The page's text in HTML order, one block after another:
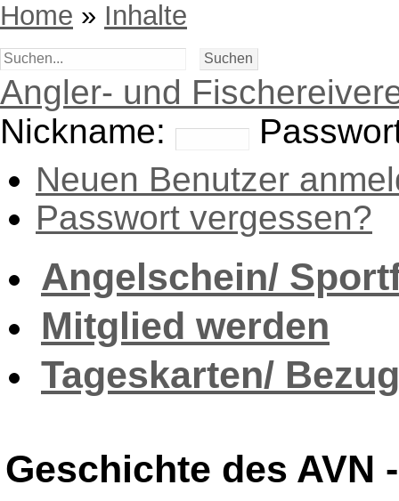
Home » Inhalte
Angler- und
Nickname:
Neuen Benutzer
Passwort vergessen?
Angelschein/
Mitglied werden
Tageskarten/
Geschichte des AVN